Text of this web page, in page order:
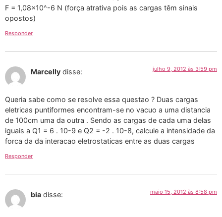
F = 1,08×10^-6 N (força atrativa pois as cargas têm sinais
opostos)
Responder
Marcelly disse: julho 9, 2012 às 3:59 pm
Queria sabe como se resolve essa questao ? Duas cargas
eletricas puntiformes encontram-se no vacuo a uma distancia
de 100cm uma da outra . Sendo as cargas de cada uma delas
iguais a Q1 = 6 . 10-9 e Q2 = -2 . 10-8, calcule a intensidade da
forca da da interacao eletrostaticas entre as duas cargas
Responder
bia disse: maio 15, 2012 às 8:58 pm